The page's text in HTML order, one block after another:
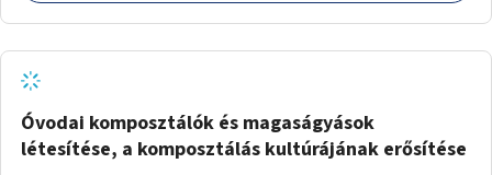
Óvodai komposztálók és magaságyások
létesítése, a komposztálás kultúrájának erősítése